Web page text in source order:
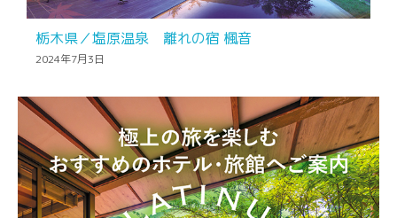
栃木県／塩原温泉 離れの宿 楓音
2024年7月3日